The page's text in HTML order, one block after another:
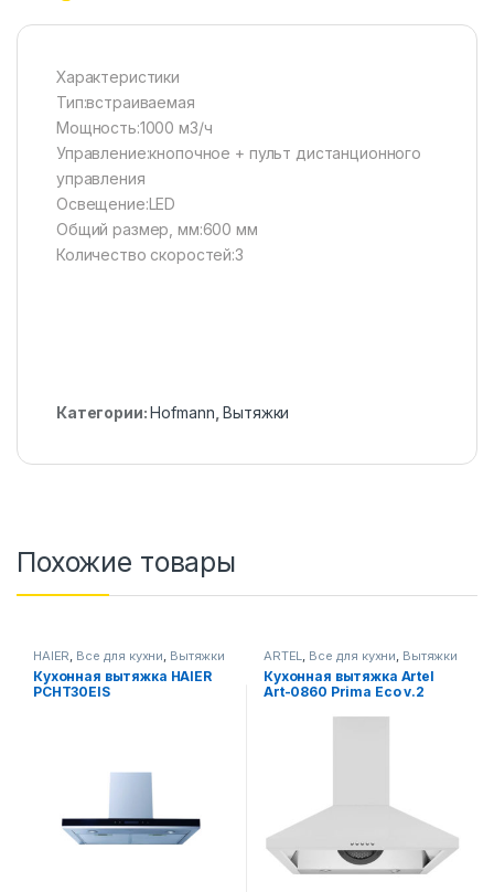
Характеристики
Тип:встраиваемая
Мощность:1000 м3/ч
Управление:кнопочное + пульт дистанционного
управления
Освещение:LED
Общий размер, мм:600 мм
Количество скоростей:3
Категории:Hofmann ,Вытяжки
Похожие товары
HAIER, Все для кухни, Вытяжки
Кухонная вытяжка HAIER
PCHT30EIS
ARTEL, Все для кухни, Вытяжки
Кухонная вытяжка Artel
Art-0860 Prima Eco v.2